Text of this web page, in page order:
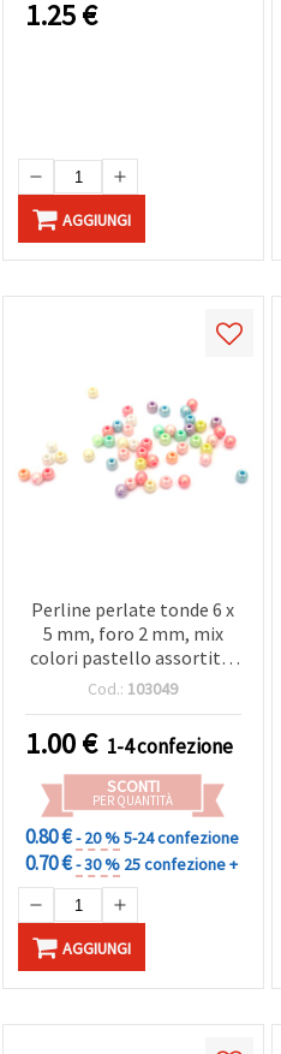
decorazioni
1.25€
AGGIUNGI
Perline perlate tonde 6 x
5 mm, foro 2 mm, mix
colori pastello assortiti -
20 g (±200 pz)
Cod.: 103049
1.00€ 1-4 confezione
SCONTI
PER QUANTITÀ
0.80 €- 20 %5-24 confezione
0.70 €- 30 % 25 confezione +
AGGIUNGI